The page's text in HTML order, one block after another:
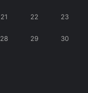
21 22 23
28 29 30